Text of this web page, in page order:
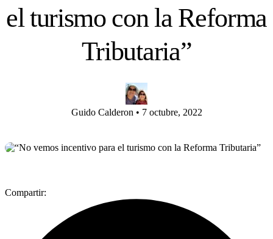
el turismo con la Reforma
Tributaria”
Guido Calderon • 7 octubre, 2022
Compartir: